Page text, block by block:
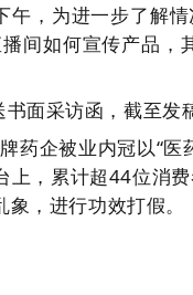
，为进一步了解
间如何宣传产品，
面采访函，截至发
药企被业内冠以“医
，累计超44位消
，进行功效打假。